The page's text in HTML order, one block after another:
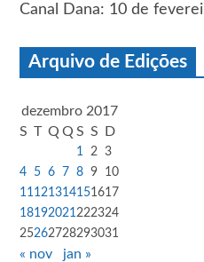
Canal Dana: 10 de
Arquivo de Edições
dezembro 2017
S T Q Q S S D
1 2
3
4
5 6 7 8 9
10
11 121314151617
18192021 222324
25262728293031
« nov jan »